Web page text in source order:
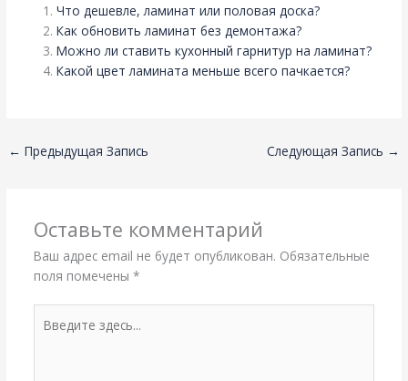
Что дешевле, ламинат или половая доска?
Как обновить ламинат без демонтажа?
Можно ли ставить кухонный гарнитур на ламинат?
Какой цвет ламината меньше всего пачкается?
← Предыдущая Запись Следующая Запись →
Оставьте комментарий
Ваш адрес email не будет опубликован. Обязательные
поля помечены *
здесь...